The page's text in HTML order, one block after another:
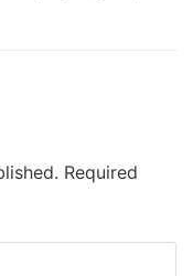
Required